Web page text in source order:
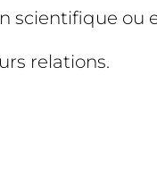
scientifique ou
relations.